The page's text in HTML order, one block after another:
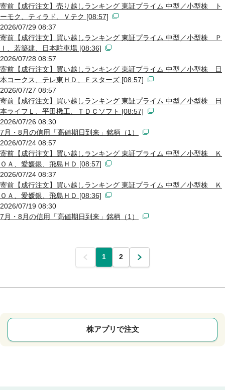
寄前【成行注文】売り越しランキング 東証プライム 中型／小型株 ト
ーモク、ティラド、Ｖテク [08:57]
2026/07/29 08:37
寄前【成行注文】買い越しランキング 東証プライム 中型／小型株 Ｐ
Ｉ、若築建、日本駐車場 [08:36]
2026/07/28 08:57
寄前【成行注文】買い越しランキング 東証プライム 中型／小型株 日
本コークス、テレ東ＨＤ、Ｆスターズ [08:57]
2026/07/27 08:57
寄前【成行注文】買い越しランキング 東証プライム 中型／小型株 日
本ライフＬ、平田機工、ＴＤＣソフト [08:57]
2026/07/26 08:30
7月・8月の信用「高値期日到来」銘柄（1）
2026/07/24 08:57
寄前【成行注文】買い越しランキング 東証プライム 中型／小型株 Ｋ
ＯＡ、愛媛銀、飛島ＨＤ [08:57]
2026/07/24 08:37
寄前【成行注文】買い越しランキング 東証プライム 中型／小型株 Ｋ
ＯＡ、愛媛銀、飛島ＨＤ [08:36]
2026/07/19 08:30
7月・8月の信用「高値期日到来」銘柄（1）
前 1 2 次
株アプリで注文